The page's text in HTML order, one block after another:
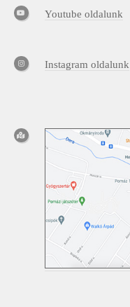
Youtube oldalunk
Instagram oldalunk